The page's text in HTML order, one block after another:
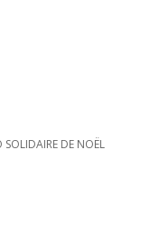
SOLIDAIRE DE NOËL